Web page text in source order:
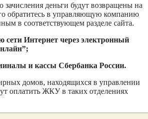
деньги будут возвращены на
обратитесь в управляющую компанию
в соответствующем разделе сайта.
Интернет через электронный
и кассы Сбербанка России.
домов, находящихся в управлении
оплатить ЖКУ в таких отделениях